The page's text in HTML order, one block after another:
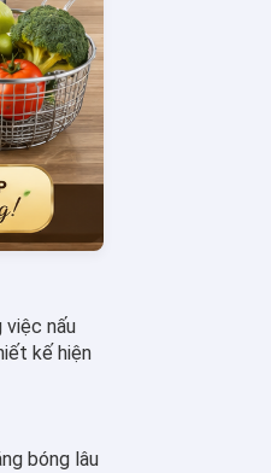
việc nấu
kế hiện
bóng lâu